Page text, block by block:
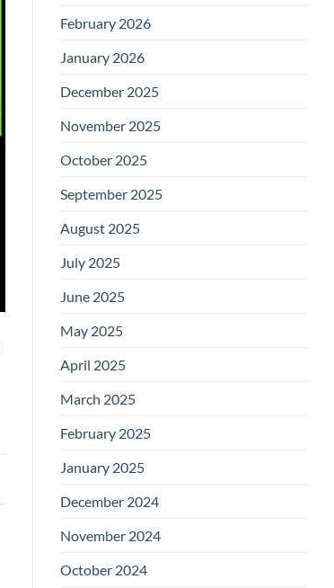
February 2026
January 2026
December 2025
November 2025
October 2025
September 2025
August 2025
July 2025
June 2025
May 2025
April 2025
March 2025
February 2025
January 2025
December 2024
November 2024
October 2024